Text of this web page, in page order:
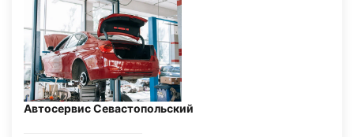
Автосервис Севастопольский